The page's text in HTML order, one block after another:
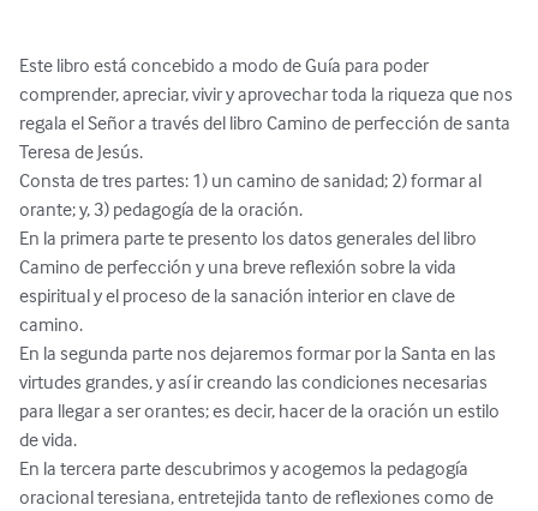
Este libro está concebido a modo de Guía para poder
comprender, apreciar, vivir y aprovechar toda la riqueza que nos
regala el Señor a través del libro Camino de perfección de santa
Teresa de Jesús.
Consta de tres partes: 1) un camino de sanidad; 2) formar al
orante; y, 3) pedagogía de la oración.
En la primera parte te presento los datos generales del libro
Camino de perfección y una breve reflexión sobre la vida
espiritual y el proceso de la sanación interior en clave de
camino.
En la segunda parte nos dejaremos formar por la Santa en las
virtudes grandes, y así ir creando las condiciones necesarias
para llegar a ser orantes; es decir, hacer de la oración un estilo
de vida.
En la tercera parte descubrimos y acogemos la pedagogía
oracional teresiana, entretejida tanto de reflexiones como de